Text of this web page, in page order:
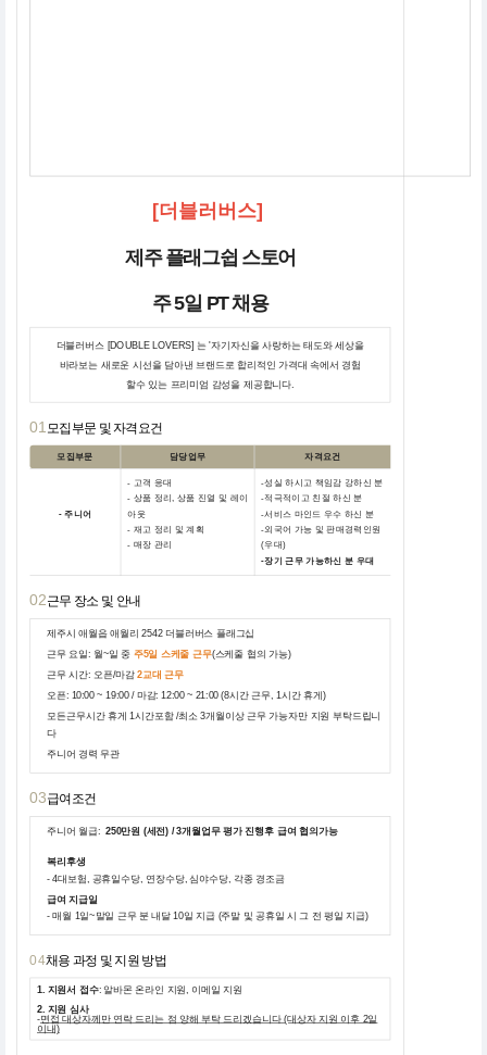
[더블러버스]
제주 플래그쉽 스토어
주 5일 PT 채용
더블러버스 [DOUBLE LOVERS] 는 '자기자신을 사랑하는 태도와 세상을
바라보는 새로운 시선을 담아낸 브랜드로 합리적인 가격대 속에서 경험
할수 있는 프리미엄 감성을 제공합니다.
01 모집부문 및 자격요건
모집부문 담당업무 자격요건
- 주니어
- 고객 응대
- 상품 정리, 상품 진열 및 레이
아웃
- 재고 정리 및 계획
- 매장 관리
-성실 하시고 책임감 강하신 분
-적극적이고 친절 하신 분
-서비스 마인드 우수 하신 분
-외국어 가능 및 판매경력인원
(우대)
-장기 근무 가능하신 분 우대
02근무 장소 및 안내
제주시 애월읍 애월리 2542 더블러버스 플래그십
근무 요일: 월~일 중 주5일 스케줄 근무(스케줄 협의 가능)
근무 시간: 오픈/마감2교대 근무
오픈: 10:00 ~ 19:00 / 마감: 12:00 ~ 21:00 (8시간 근무, 1시간 휴게)
모든근무시간 휴게 1시간포함 /최소 3개월이상 근무 가능자만 지원 부탁드립니
다
주니어 경력 무관
03급여조건
주니어 월급:250만원 (세전) / 3개월업무 평가 진행후 급여 협의가능
복리후생
- 4대보험, 공휴일수당, 연장수당, 심야수당, 각종 경조금
급여 지급일
- 매월 1일~말일 근무 분 내달 10일 지급 (주말 및 공휴일 시 그 전 평일 지급)
04채용 과정 및 지원 방법
1. 지원서 접수: 알바몬 온라인 지원, 이메일 지원
2. 지원 심사
-면접 대상자께만 연락 드리는 점 양해 부탁 드리겠습니다 (대상자 지원 이후 2일
이내)